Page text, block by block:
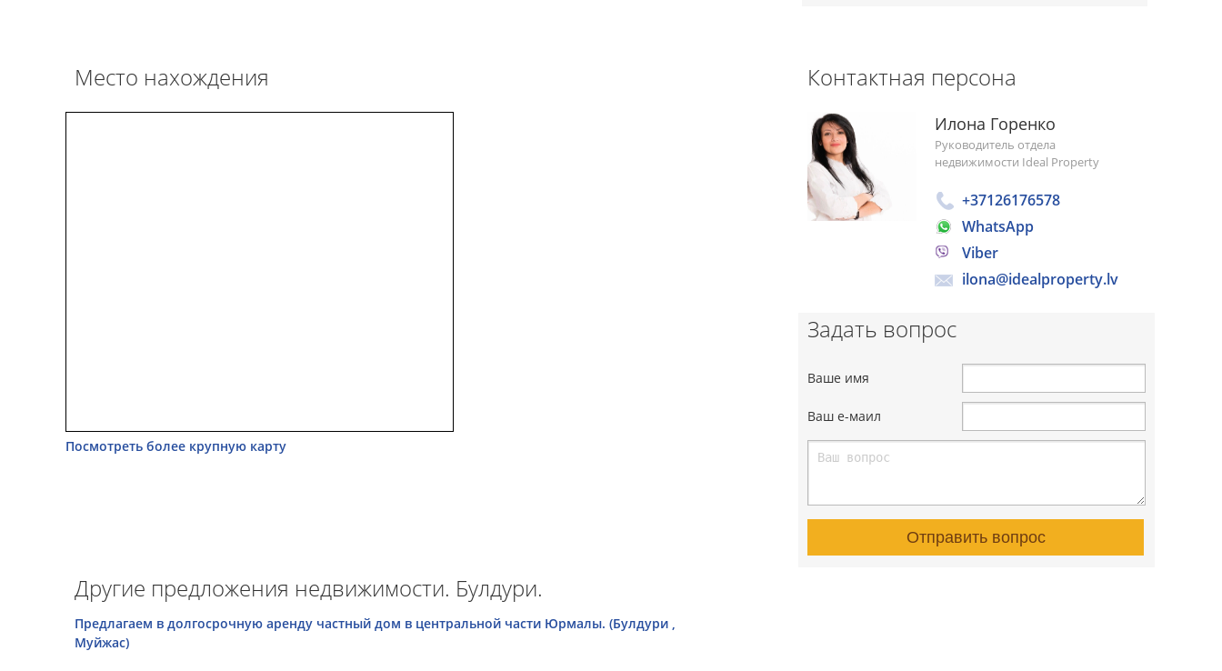
Место нахождения
Посмотреть более крупную карту
Контактная персона
Илона Горенко
Руководитель отдела
недвижимости Ideal Property
+37126176578
WhatsApp
Viber
ilona@idealproperty.lv
Задать вопрос
Ваше имя
Ваш е-маил
Отправить вопрос
Другие предложения недвижимости. Булдури.
Предлагаем в долгосрочную аренду частный дом в центральной части Юрмалы. (Булдури ,
Муйжас)